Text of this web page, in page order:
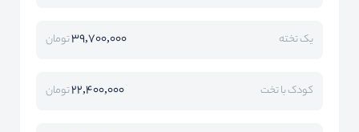
یک تخته 39,700,000تومان
کودک با تخت 22,400,000تومان